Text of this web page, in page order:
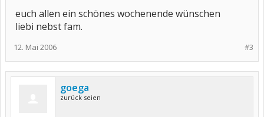
euch allen ein schönes wochenende wünschen
liebi nebst fam.
#3
12. Mai 2006
goega
zurück seien